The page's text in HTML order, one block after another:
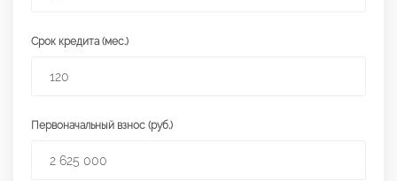
Срок кредита (мес.)
Первоначальный взнос (руб.)